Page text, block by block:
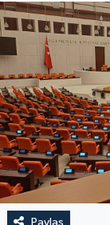
Paylaş